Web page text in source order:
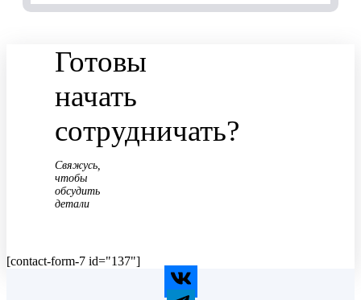
Готовы
начать
сотрудничать?
Свяжусь,
чтобы
обсудить
детали
[contact-form-7 id="137"]